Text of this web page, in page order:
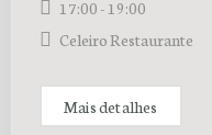
17:00 - 19:00
Celeiro Restaurante
Mais detalhes